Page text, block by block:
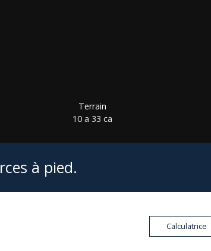
Terrain
10 a 33 ca
à pied.
Calculatrice